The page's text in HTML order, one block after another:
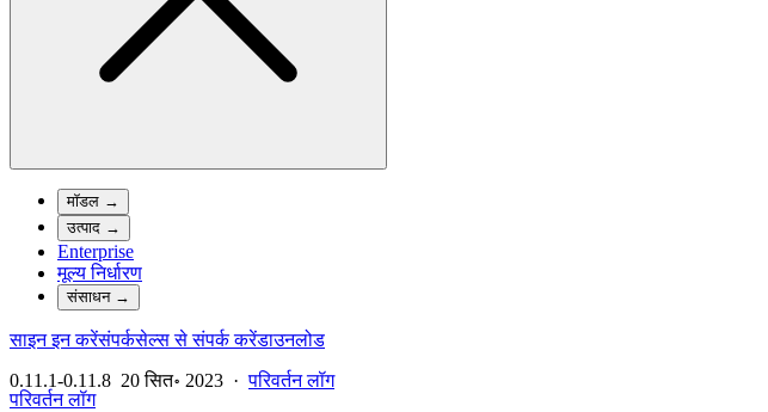
मॉडल →
उत्पाद →
Enterprise
मूल्य निर्धारण
संसाधन→
साइन इन करेंसंपर्कसेल्स से संपर्क करेंडाउनलोड
0.11.1-0.11.8 20 सित॰ 2023 ·परिवर्तन लॉग
परिवर्तन लॉग